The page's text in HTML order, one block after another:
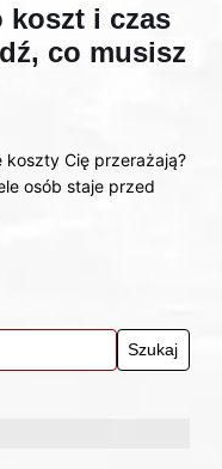
koszt i czas
co musisz
Cię przerażają?
osób staje przed